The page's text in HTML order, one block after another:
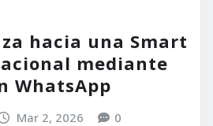
hacia una Smart
mediante
WhatsApp
Mar 2, 2026 0